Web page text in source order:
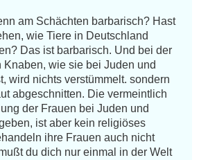
am Schächten barbarisch? Hast
wie Tiere in Deutschland
Das ist barbarisch. Und bei der
Knaben, wie sie bei Juden und
wird nichts verstümmelt. sondern
abgeschnitten. Die vermeintlich
der Frauen bei Juden und
ist aber kein religiöses
ihre Frauen auch nicht
du dich nur einmal in der Welt